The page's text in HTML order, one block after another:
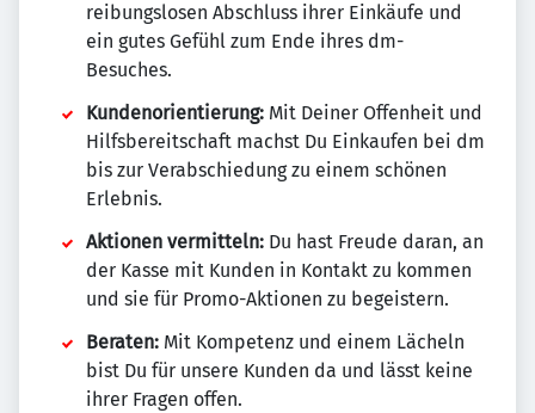
reibungslosen Abschluss ihrer Einkäufe und
ein gutes Gefühl zum Ende ihres dm-
Besuches.
Kundenorientierung: Mit Deiner Offenheit und
Hilfsbereitschaft machst Du Einkaufen bei dm
bis zur Verabschiedung zu einem schönen
Erlebnis.
Aktionen vermitteln: Du hast Freude daran, an
der Kasse mit Kunden in Kontakt zu kommen
und sie für Promo-Aktionen zu begeistern.
Beraten: Mit Kompetenz und einem Lächeln
bist Du für unsere Kunden da und lässt keine
ihrer Fragen offen.